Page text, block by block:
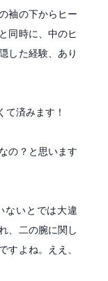
袖の下からヒー
同時に、中のヒ
した経験、あり
済みます！
の？と思います
ないとでは大違
、二の腕に関し
よね。ええ、